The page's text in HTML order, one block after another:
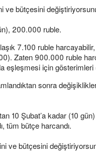
ve bütçesini
200.000 ruble.
7.100 ruble
Zaten 900.000 ruble
eşleşmesi için
sonra
10 Şubat’a kadar (10
tüm bütçe harcandı.
ve bütçesini